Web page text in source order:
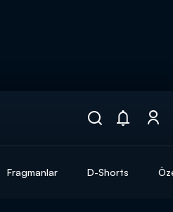
Fragmanlar D-Shorts